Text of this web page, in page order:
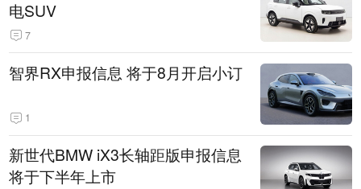
电SUV
7
智界RX申报信息 将于8月开启小订
1
新世代BMW iX3长轴距版申报信息
将于下半年上市